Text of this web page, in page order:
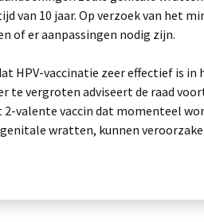
van 10 jaar. Op verzoek van het
of er aanpassingen nodig zijn.
HPV-vaccinatie zeer effectief is
te vergroten adviseert de raad
2-valente vaccin dat momenteel
wratten, kunnen